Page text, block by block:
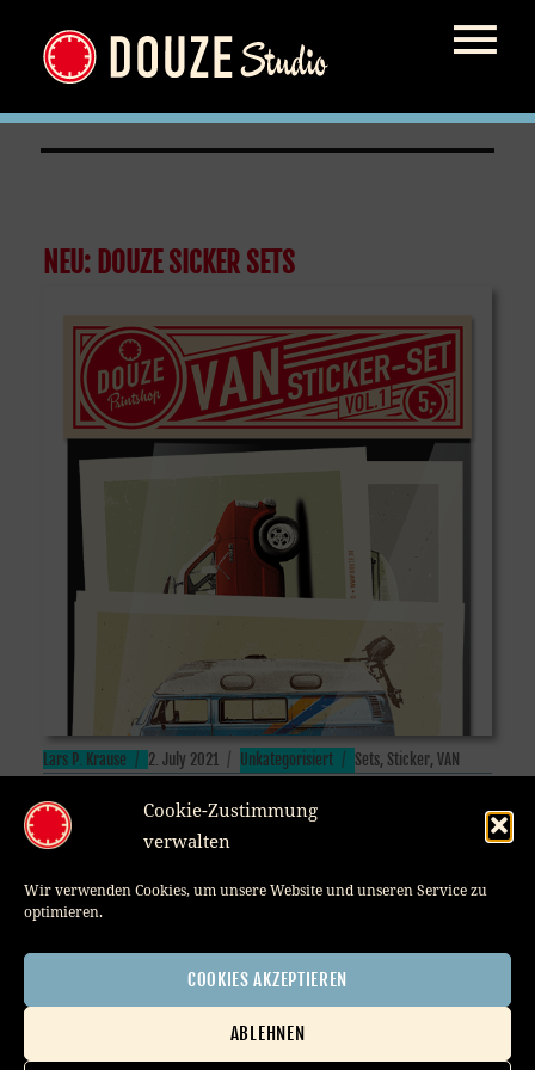
Cookie-Zustimmung
verwalten
Wir verwenden Cookies, um unsere Website und unseren Service zu
optimieren.
COOKIES AKZEPTIEREN
ABLEHNEN
Sets
NEU: DOUZE SICKER SETS
Author
Lars P. Krause
Posted
on
2. July 2021 Categories
Unkategorisiert Tags
Sets, Sticker, VAN